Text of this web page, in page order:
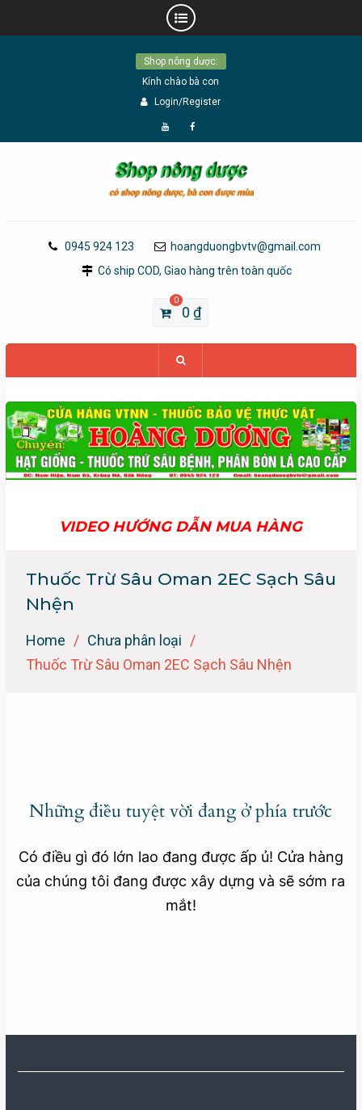
Shop nông dược:
Kính chào bà con
Login/Register
Đăng
YouTube
Page
0945 924 123
hoangduongbvtv@gmail.com
Có ship COD, Giao hàng trên toàn quốc
0
0₫
VIDEO HƯỚNG DẪN MUA HÀNG
Thuốc Trừ Sâu Oman 2EC Sạch Sâu
Nhện
Home
Chưa phân loại
Thuốc Trừ Sâu Oman 2EC Sạch Sâu Nhện
Những điều tuyệt vời đang ở phía trước
Có điều gì đó lớn lao đang được ấp ủ! Cửa hàng
của chúng tôi đang được xây dựng và sẽ sớm ra
mắt!